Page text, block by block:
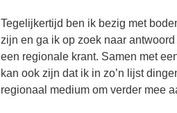
Tegelijkertijd ben ik bezig met
zijn en ga ik op zoek naar
een regionale krant. Samen met
kan ook zijn dat ik in zo’n lijst
regionaal medium om verder mee